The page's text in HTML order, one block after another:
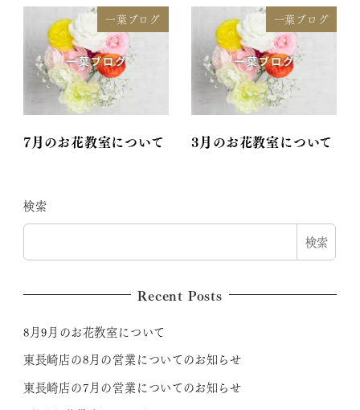
一葉ブログ
7月のお花教室について
一葉ブログ
3月のお花教室について
検索
検索
Recent Posts
8月9月のお花教室について
東長崎店の8月の営業についてのお知らせ
東長崎店の7月の営業についてのお知らせ